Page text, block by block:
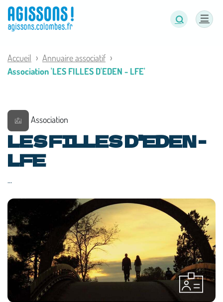
Accueil
Annuaire associatif
Association 'LES FILLES D'EDEN - LFE'
Association
LES FILLES D'EDEN -
LFE
...
Panneau de gestion des cookies